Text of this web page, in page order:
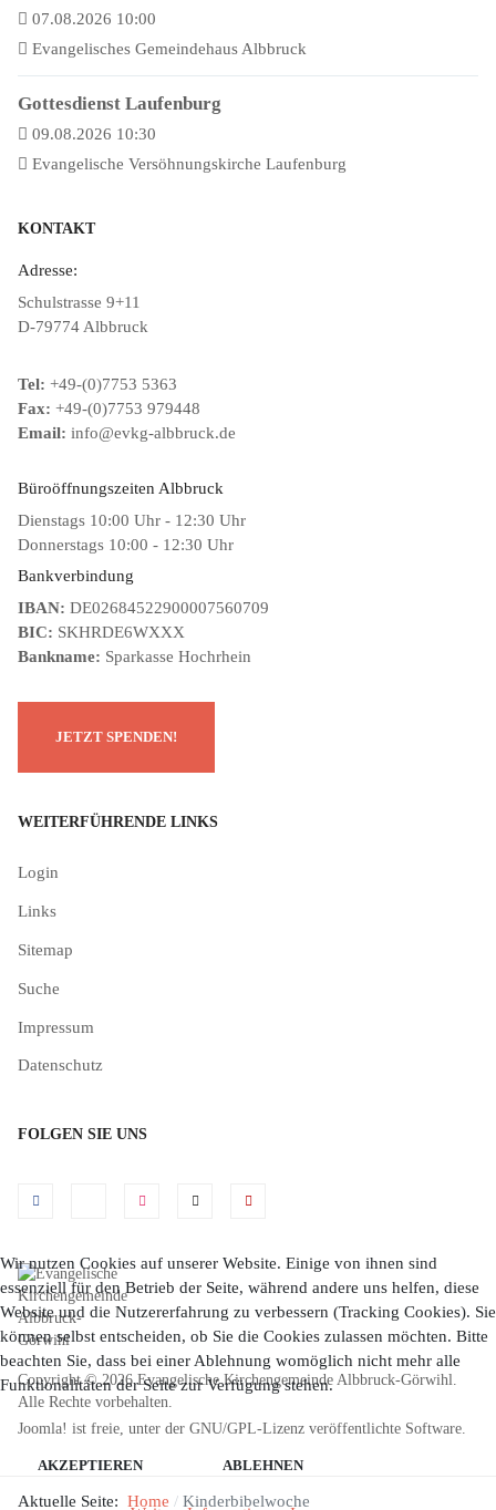
07.08.2026 10:00
Evangelisches Gemeindehaus Albbruck
Gottesdienst Laufenburg
09.08.2026 10:30
Evangelische Versöhnungskirche Laufenburg
KONTAKT
Adresse:
Schulstrasse 9+11
D-79774 Albbruck
Tel: +49-(0)7753 5363
Fax: +49-(0)7753 979448
Email: info@evkg-albbruck.de
Büroöffnungszeiten Albbruck
Dienstags 10:00 Uhr - 12:30 Uhr
Donnerstags 10:00 - 12:30 Uhr
Bankverbindung
IBAN: DE02684522900007560709
BIC: SKHRDE6WXXX
Bankname: Sparkasse Hochrhein
WEITERFÜHRENDE LINKS
Login
Links
Sitemap
Suche
Impressum
Datenschutz
FOLGEN SIE UNS
Copyright © 2026 Evangelische Kirchengemeinde Albbruck-Görwihl.
Alle Rechte vorbehalten.
Joomla! ist freie, unter der GNU/GPL-Lizenz veröffentlichte Software.
Aktuelle Seite: Home Kinderbibelwoche
Wir nutzen Cookies auf unserer Website. Einige von ihnen sind
essenziell für den Betrieb der Seite, während andere uns helfen, diese
Website und die Nutzererfahrung zu verbessern (Tracking Cookies). Sie
können selbst entscheiden, ob Sie die Cookies zulassen möchten. Bitte
beachten Sie, dass bei einer Ablehnung womöglich nicht mehr alle
Funktionalitäten der Seite zur Verfügung stehen.
AKZEPTIEREN ABLEHNEN